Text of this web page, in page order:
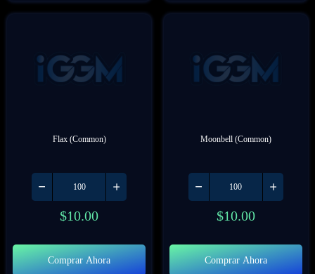
Flax (Common)
$10.00
Comprar Ahora
Moonbell (Common)
$10.00
Comprar Ahora